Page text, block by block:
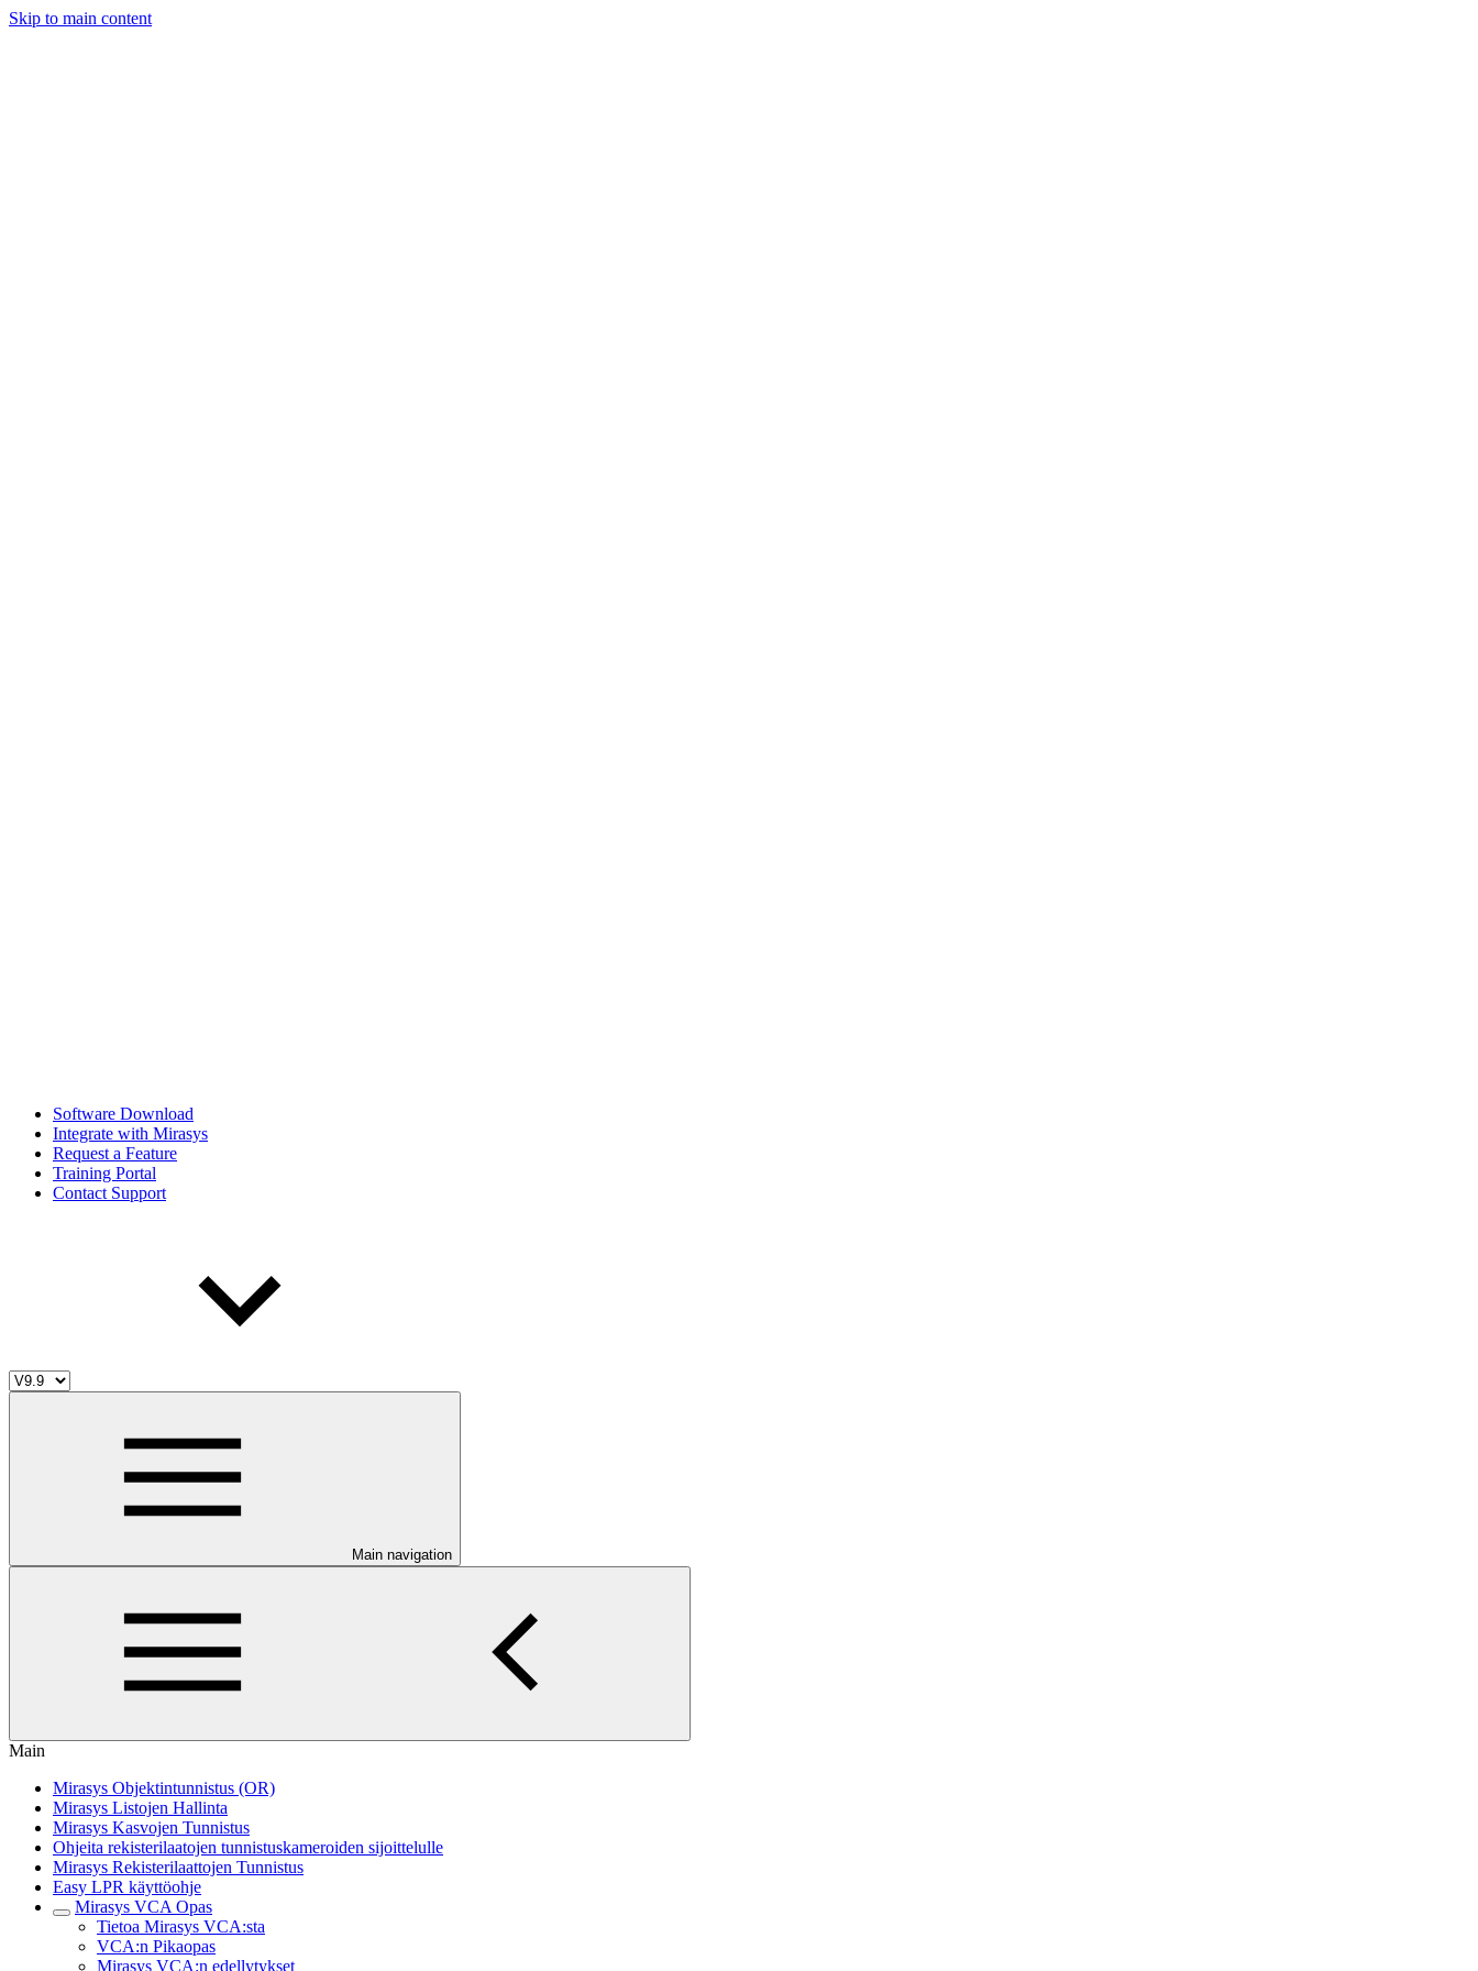
Skip to main content
Software Download
Integrate with Mirasys
Request a Feature
Training Portal
Contact Support
Main navigation
Main
Mirasys Objektintunnistus (OR)
Mirasys Listojen Hallinta
Mirasys Kasvojen Tunnistus
Ohjeita rekisterilaatojen tunnistuskameroiden sijoittelulle
Mirasys Rekisterilaattojen Tunnistus
Easy LPR käyttöohje
Mirasys VCA Opas
Tietoa Mirasys VCA:sta
VCA:n Pikaopas
Mirasys VCA:n edellytykset